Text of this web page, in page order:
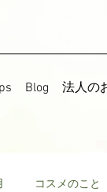
Blog 法人の
コスメのこと